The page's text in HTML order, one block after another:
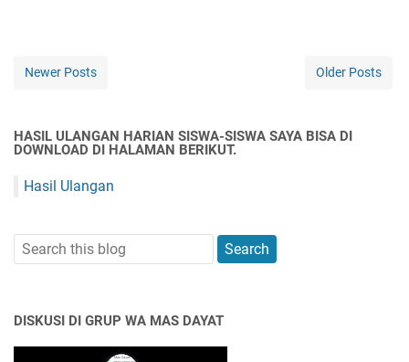
Newer Posts Older Posts
HASIL ULANGAN HARIAN SISWA-SISWA SAYA BISA DI
DOWNLOAD DI HALAMAN BERIKUT.
Hasil Ulangan
DISKUSI DI GRUP WA MAS DAYAT